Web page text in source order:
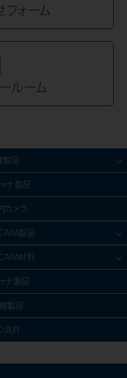
ォーム
ルーム
製品
品
ロ製品
製品
法）製品
製品
ー製品
製品
品
ガイド
ナ製品
カメラ
製品
）
）
ス
材料
ク
ド
樹脂
ナ製品
製品
流れ